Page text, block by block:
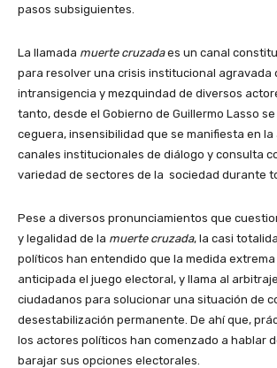
pasos subsiguientes.
La llamada muerte cruzadaes un canal
para resolver una crisis institucional agravada
intransigencia y mezquindad de diversos
tanto, desde el Gobierno de Guillermo Lasso
ceguera, insensibilidad que se manifiesta en la
canales institucionales de diálogo y consulta
variedad de sectores de la sociedad durante
Pese a diversos pronunciamientos que
y legalidad de la muerte cruzada, la casi
políticos han entendido que la medida
anticipada el juego electoral, y llama al
ciudadanos para solucionar una situación de
desestabilización permanente. De ahí que,
los actores políticos han comenzado a hablar
barajar sus opciones electorales.